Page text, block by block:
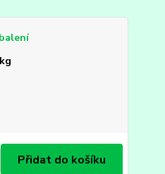
Přidat do košíku